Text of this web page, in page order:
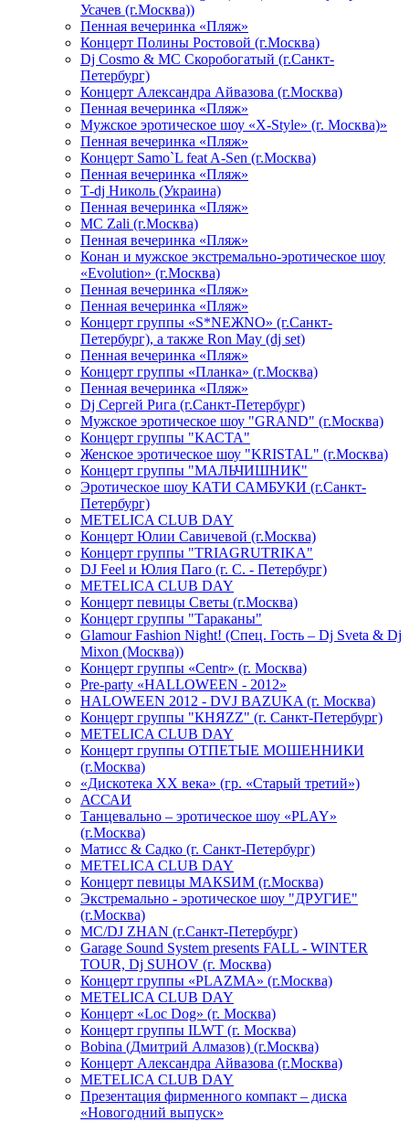
Усачев (г.Москва))
Пенная вечеринка «Пляж»
Концерт Полины Ростовой (г.Москва)
Dj Cosmo & МС Скоробогатый (г.Санкт-
Петербург)
Концерт Александра Айвазова (г.Москва)
Пенная вечеринка «Пляж»
Мужское эротическое шоу «X-Style» (г. Москва)»
Пенная вечеринка «Пляж»
Концерт Samo`L feat A-Sen (г.Москва)
Пенная вечеринка «Пляж»
Т-dj Николь (Украина)
Пенная вечеринка «Пляж»
МС Zali (г.Москва)
Пенная вечеринка «Пляж»
Конан и мужское экстремально-эротическое шоу
«Evolution» (г.Москва)
Пенная вечеринка «Пляж»
Пенная вечеринка «Пляж»
Концерт группы «S*NEЖNO» (г.Санкт-
Петербург), а также Ron May (dj set)
Пенная вечеринка «Пляж»
Концерт группы «Планка» (г.Москва)
Пенная вечеринка «Пляж»
Dj Сергей Рига (г.Санкт-Петербург)
Мужское эротическое шоу "GRAND" (г.Москва)
Концерт группы "КАСТА"
Женское эротическое шоу "KRISTAL" (г.Москва)
Концерт группы "МАЛЬЧИШНИК"
Эротическое шоу КАТИ САМБУКИ (г.Санкт-
Петербург)
METELICA CLUB DAY
Концерт Юлии Савичевой (г.Москва)
Концерт группы "TRIAGRUTRIKA"
DJ Feel и Юлия Паго (г. С. - Петербург)
METELICA CLUB DAY
Концерт певицы Светы (г.Москва)
Концерт группы "Тараканы"
Glamour Fashion Night! (Спец. Гость – Dj Sveta & Dj
Mixon (Москва))
Концерт группы «Centr» (г. Москва)
Pre-party «HALLOWEEN - 2012»
HALOWEEN 2012 - DVJ BAZUKA (г. Москва)
Концерт группы "КНЯZZ" (г. Санкт-Петербург)
METELICA CLUB DAY
Концерт группы ОТПЕТЫЕ МОШЕННИКИ
(г.Москва)
«Дискотека ХХ века» (гр. «Старый третий»)
АССАИ
Танцевально – эротическое шоу «PLAY»
(г.Москва)
Матисс & Садко (г. Санкт-Петербург)
METELICA CLUB DAY
Концерт певицы МАКSИМ (г.Москва)
Экстремально - эротическое шоу "ДРУГИЕ"
(г.Москва)
МС/DJ ZHAN (г.Санкт-Петербург)
Garage Sound System presents FALL - WINTER
TOUR, Dj SUHOV (г. Москва)
Концерт группы «PLAZMA» (г.Москва)
METELICA CLUB DAY
Концерт «Loc Dog» (г. Москва)
Концерт группы ILWT (г. Москва)
Bobina (Дмитрий Алмазов) (г.Москва)
Концерт Александра Айвазова (г.Москва)
METELICA CLUB DAY
Презентация фирменного компакт – диска
«Новогодний выпуск»